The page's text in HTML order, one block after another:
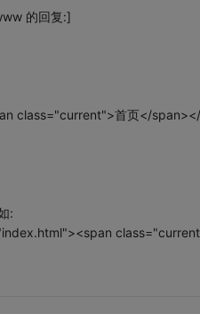
的回复:]
class="current">首页</
: